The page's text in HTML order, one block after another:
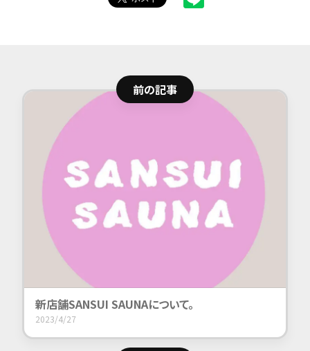
前の記事
新店舗SANSUI SAUNAについて。
2023/4/27